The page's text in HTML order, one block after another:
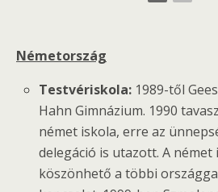
Németország
Testvériskola: 1989-től
Hahn Gimnázium. 1990
német iskola, erre az
delegáció is utazott. A német
köszönhető a többi